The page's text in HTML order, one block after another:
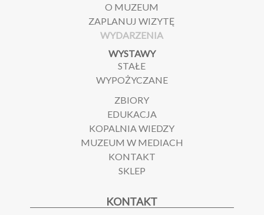
O MUZEUM
ZAPLANUJ WIZYTĘ
WYDARZENIA
WYSTAWY
STAŁE
WYPOŻYCZANE
ZBIORY
EDUKACJA
KOPALNIA WIEDZY
MUZEUM W MEDIACH
KONTAKT
SKLEP
KONTAKT